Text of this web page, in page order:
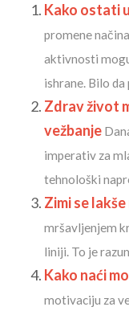
Kako ostati
promene
aktivnosti
ishrane. Bilo da
Zdrav život
vežbanje
imperativ za
tehnološki
Zimi se
mršavljenjem
liniji. To je
Kako naći
motivaciju za